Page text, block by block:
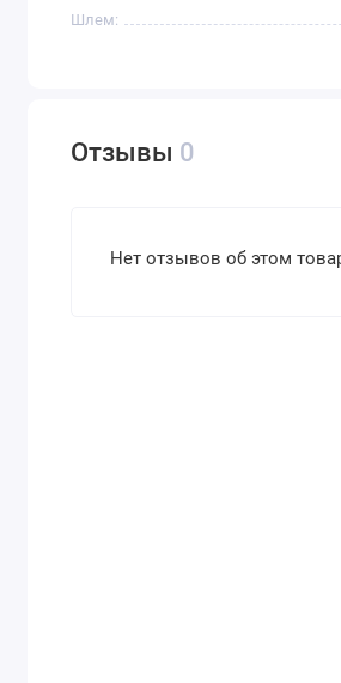
Шлем:
Отзывы 0
Нет отзывов об этом